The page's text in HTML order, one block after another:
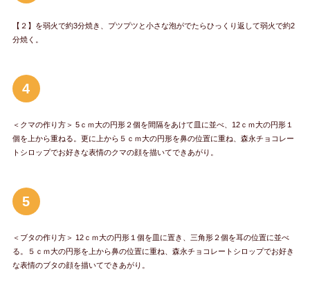
【２】を弱火で約3分焼き、プツプツと小さな泡がでたらひっくり返して弱火で約2
分焼く。
4
＜クマの作り方＞ 5ｃｍ大の円形２個を間隔をあけて皿に並べ、12ｃｍ大の円形１
個を上から重ねる。更に上から５ｃｍ大の円形を鼻の位置に重ね、森永チョコレー
トシロップでお好きな表情のクマの顔を描いてできあがり。
5
＜ブタの作り方＞ 12ｃｍ大の円形１個を皿に置き、三角形２個を耳の位置に並べ
る。５ｃｍ大の円形を上から鼻の位置に重ね、森永チョコレートシロップでお好き
な表情のブタの顔を描いてできあがり。